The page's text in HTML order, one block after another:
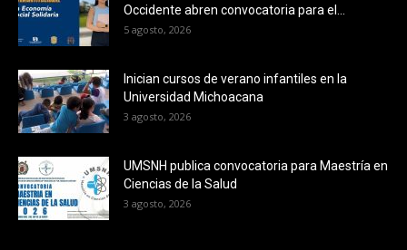
Occidente abren convocatoria para el...
5 agosto, 2026
Inician cursos de verano infantiles en la
Universidad Michoacana
3 agosto, 2026
UMSNH publica convocatoria para Maestría en
Ciencias de la Salud
3 agosto, 2026